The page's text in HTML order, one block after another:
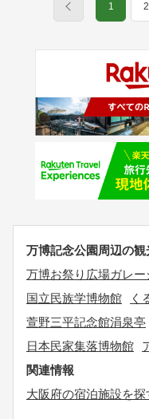
1 2
万博記念公園周辺の観
万博お祭り広場ガレー
国立民族学博物館
く
萱野三平記念館涓泉亭
日本民家集落博物館
関連情報
大阪府の宿泊施設を探